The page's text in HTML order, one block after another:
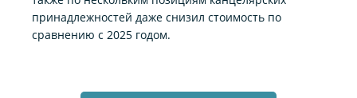
принадлежностей даже снизил стоимость по
сравнению с 2025 годом.